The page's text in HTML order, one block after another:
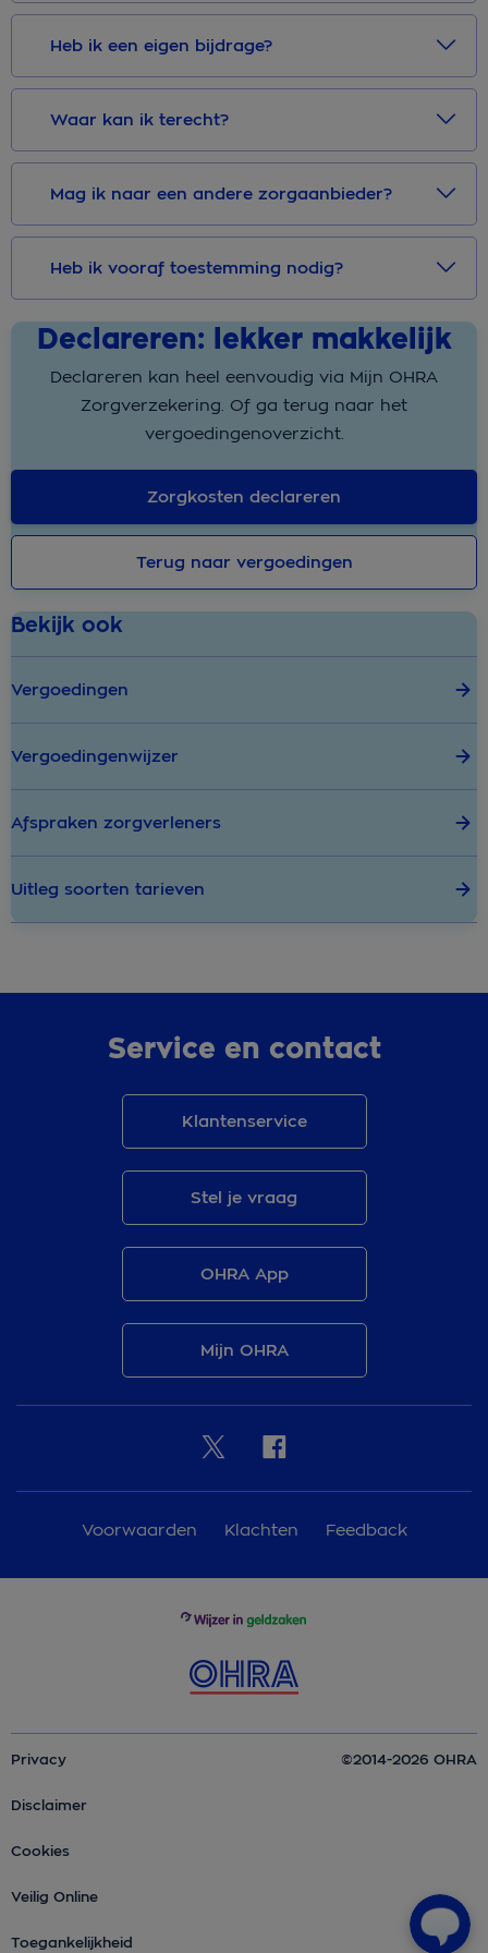
Heb ik een eigen bijdrage?
Waar kan ik terecht?
Mag ik naar een andere zorgaanbieder?
Heb ik vooraf toestemming nodig?
Declareren: lekker makkelijk
Declareren kan heel eenvoudig via Mijn OHRA
Zorgverzekering. Of ga terug naar het
vergoedingenoverzicht.
Zorgkosten declareren
Terug naar vergoedingen
Bekijk ook
Vergoedingen
Vergoedingenwijzer
Afspraken zorgverleners
Uitleg soorten tarieven
Service en contact
Klantenservice
Stel je vraag
OHRA App
Mijn OHRA
Voorwaarden Klachten Feedback
Privacy
Disclaimer
Cookies
Veilig Online
Toegankelijkheid
©2014-2026 OHRA